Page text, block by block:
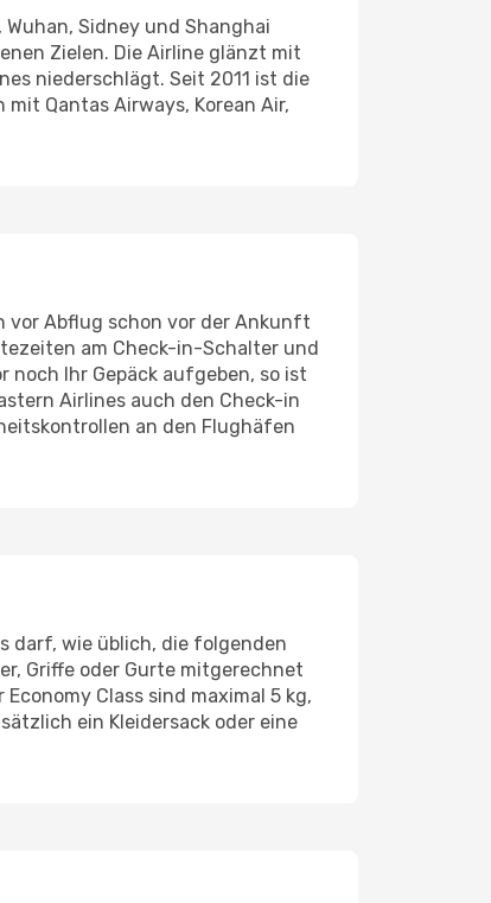
Sidney und Shanghai
Zielen. Die Airline glänzt mit
niederschlägt. Seit 2011 ist die
Qantas Airways, Korean Air,
vor Abflug schon vor der Ankunft
am Check-in-Schalter und
noch Ihr Gepäck aufgeben, so ist
Airlines auch den Check-in
an den Flughäfen
darf, wie üblich, die folgenden
Griffe oder Gurte mitgerechnet
Class sind maximal 5 kg,
ein Kleidersack oder eine